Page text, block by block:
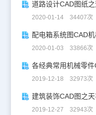
2020-01-14 34407次
配电箱系统图CAD机
2020-01-03 33866次
各经典常用机械零件
2019-12-18 32973次
建筑装饰CAD图之
2019-12-27 32943次